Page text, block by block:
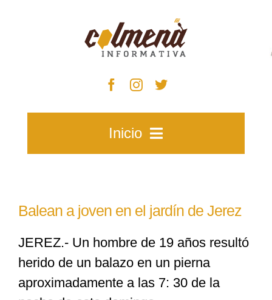
Inicio
Municipios
Balean a joven en el jardín de Jerez
JEREZ.- Un hombre de 19 años resultó
herido de un balazo en un pierna
aproximadamente a las 7: 30 de la